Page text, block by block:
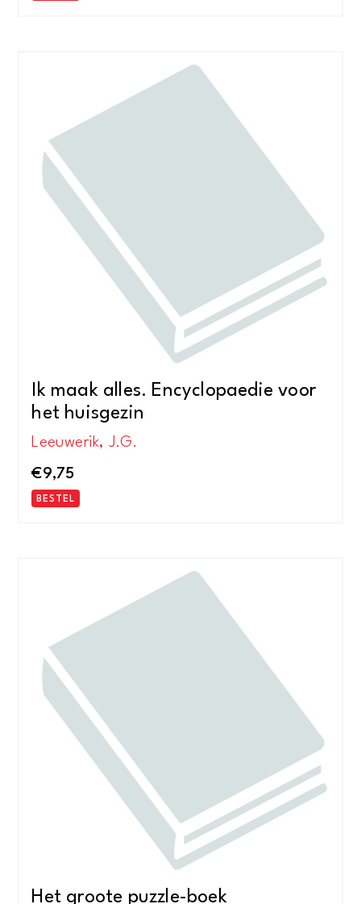
Ik maak alles. Encyclopaedie voor
het huisgezin
Leeuwerik, J.G.
€9,75
BESTEL
Het groote puzzle-boek